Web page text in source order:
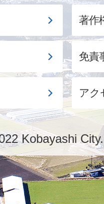
著作
免責
アク
Kobayashi